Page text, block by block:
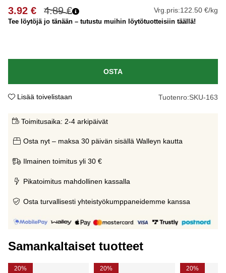
4.89€
3.92 € Vrg.pris:122.50 €/kg
Tee löytöjä jo tänään – tutustu muihin löytötuotteisiin täällä!
OSTA
Lisää toivelistaan Tuotenro:SKU-163
Toimitusaika: 2-4 arkipäivät
Osta nyt – maksa 30 päivän sisällä Walleyn kautta
Ilmainen toimitus yli 30 €
Pikatoimitus mahdollinen kassalla
Osta turvallisesti yhteistyökumppaneidemme kanssa
Samankaltaiset tuotteet
20% 20% 20%